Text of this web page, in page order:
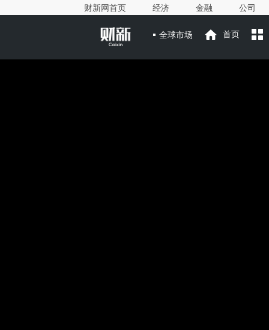
财新网首页 经济 金融 公司
全球市场 首页